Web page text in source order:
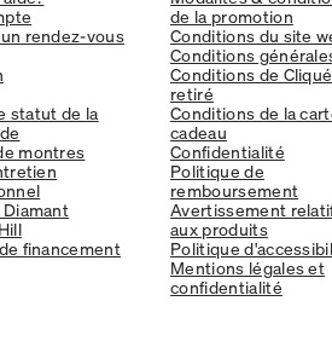
rendez-vous
statut de la
montres
financement
de la promotion
Conditions du site
Conditions
Conditions de
retiré
Conditions de la
cadeau
Confidentialité
Politique de
remboursement
Avertissement
aux produits
Politique
Mentions légales et
confidentialité